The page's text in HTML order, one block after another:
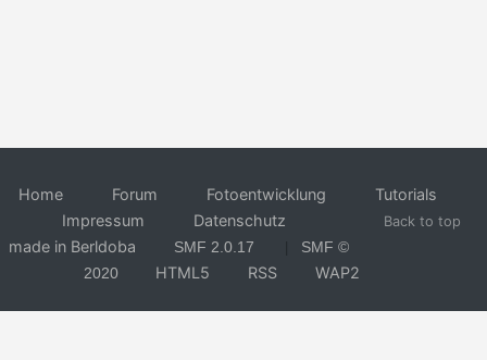
Home Forum Fotoentwicklung
Tutorials
Impressum
Datenschutz Back to top
made in Berldoba SMF 2.0.17
SMF ©
2020
HTML5 RSS WAP2